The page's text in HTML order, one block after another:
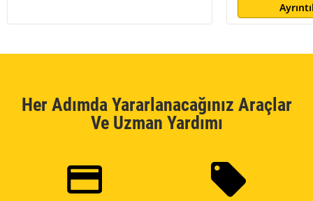
Her Adımda Yararlanacağınız Araçlar
Ve Uzman Yardımı